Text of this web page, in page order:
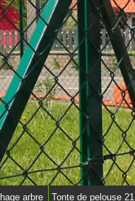
arbre
Tonte de pelouse 21